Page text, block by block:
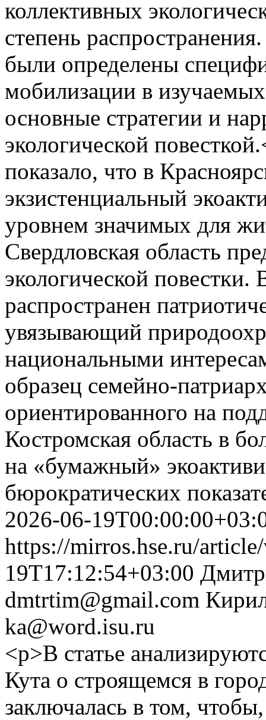
коллективных
степень
были определены
мобилизации в
основные стратегии и
экологической
показало, что в
экзистенциальный
уровнем значимых для
Свердловская область
экологической повестки.
распространен
увязывающий
национальными
образец семейно-
ориентированного на
Костромская область в
на «бумажный»
бюрократических
2026-06-
https://mirros.hse.ru/
19T17:12:54+03:00
dmtrtim@gmail.com
ka@word.isu.ru
<p>В статье
Кута о строящемся в
заключалась в том,